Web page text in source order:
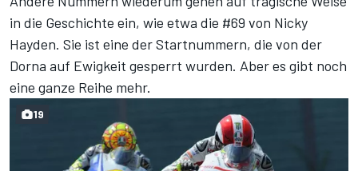
in die Geschichte ein, wie etwa die #69 von Nicky
Hayden. Sie ist eine der Startnummern, die von der
Dorna auf Ewigkeit gesperrt wurden. Aber es gibt noch
eine ganze Reihe mehr.
19